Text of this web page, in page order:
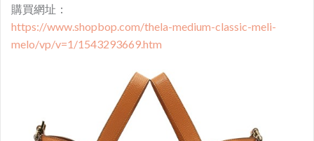
購買網址：
https://www.shopbop.com/thela-medium-classic-meli-
melo/vp/v=1/1543293669.htm